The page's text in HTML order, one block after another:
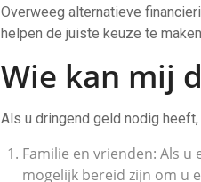
Overweeg alternatieve
helpen de juiste keuze te
Wie kan mij
Als u dringend geld nodig
Familie en vrienden: Als
mogelijk bereid zijn om u